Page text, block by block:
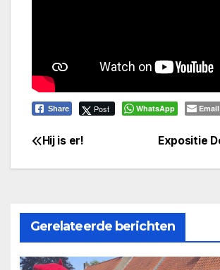
Share Post WhatsApp Email
Bericht
navigatie
Expositie
Hij is er!
Gerelateerde berichten